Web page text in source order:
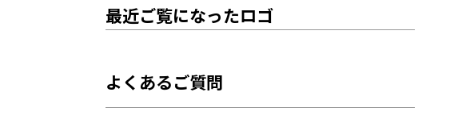
最近ご覧になったロゴ
よくあるご質問